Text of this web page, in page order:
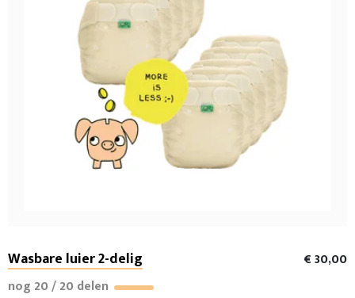
Wasbare luier 2-delig
€ 30,00
nog 20 / 20 delen